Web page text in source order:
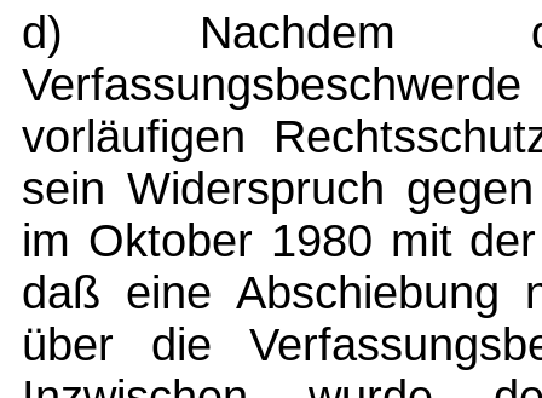
d) Nachdem
vorläufigen
sein Widerspruch
im Oktober 1980 mit
daß eine Abschiebung
über die